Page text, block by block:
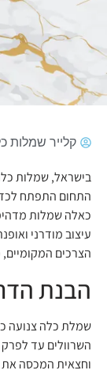
קלייר שמלות
בישראל, שמלות
התחום התפתח
כאלה שמלות
עיצוב מודרני
הצרכים
הבנת
שמלת כלה צנועה
השרוולים עד לפרק
וחצאית המכסה את